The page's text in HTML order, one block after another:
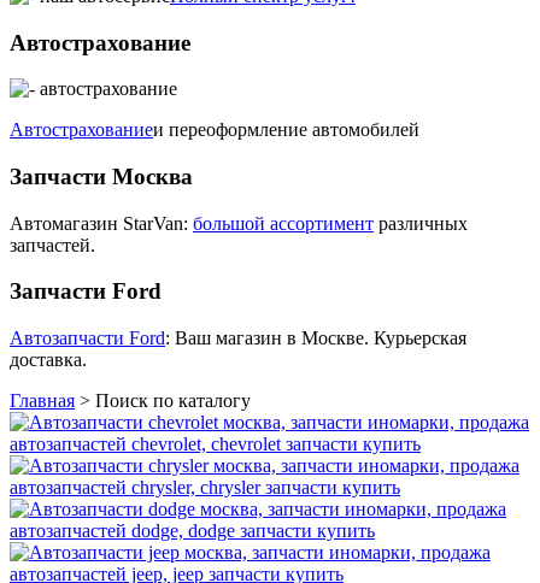
Автострахование
Автострахованиеи переоформление автомобилей
Запчасти Москва
Автомагазин StarVan: большой ассортимент различных
запчастей.
Запчасти Ford
Автозапчасти Ford: Ваш магазин в Москве. Курьерская
доставка.
Главная > Поиск по каталогу